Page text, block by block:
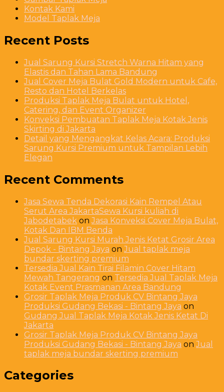
Kontak Kami
Model Taplak Meja
Recent Posts
Jual Sarung Kursi Stretch Warna Hitam yang
Elastis dan Tahan Lama Bandung
Jual Cover Meja Bulat Gold Modern untuk Cafe,
Resto dan Hotel Berkelas
Produksi Taplak Meja Bulat untuk Hotel,
Catering, dan Event Organizer
Konveksi Pembuatan Taplak Meja Kotak Jenis
Skirting di Jakarta
Detail yang Mengangkat Kelas Acara: Produksi
Sarung Kursi Premium untuk Tampilan Lebih
Elegan
Recent Comments
Jasa Sewa Tenda Dekorasi Kain Rempel Atau
Serut Area JakartaSewa Kursi kuliah di
Jabodetabek onJasa Konveksi Cover Meja Bulat,
Kotak Dan IBM Benda
Jual Sarung Kursi Murah Jenis Ketat Grosir Area
Depok - Bintang Jaya onJual taplak meja
bundar skerting premium
Tersedia Jual Kain Tirai Filamin Cover Hitam
Mewah Tangerang on Tersedia Jual Taplak Meja
Kotak Event Prasmanan Area Bandung
Grosir Taplak Meja Produk CV Bintang Jaya
Produksi Gudang Bekasi - Bintang Jaya on
Gudang Jual Taplak Meja Kotak Jenis Ketat Di
Jakarta
Grosir Taplak Meja Produk CV Bintang Jaya
Produksi Gudang Bekasi - Bintang Jaya onJual
taplak meja bundar skerting premium
Categories